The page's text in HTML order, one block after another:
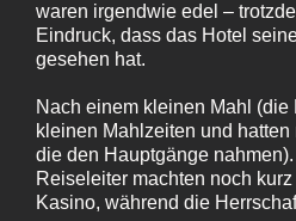
waren irgendwie edel –
Eindruck, dass das Hotel
gesehen hat.
Nach einem kleinen Mahl
kleinen Mahlzeiten und hatten
die den Hauptgänge
Reiseleiter machten noch
Kasino, während die